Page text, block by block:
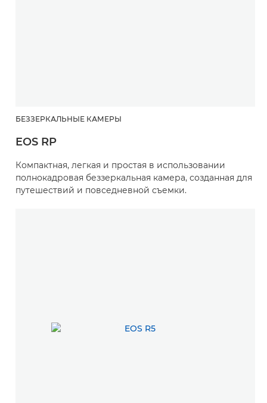
БЕЗЗЕРКАЛЬНЫЕ КАМЕРЫ
EOS RP
Компактная, легкая и простая в использовании
полнокадровая беззеркальная камера, созданная для
путешествий и повседневной съемки.